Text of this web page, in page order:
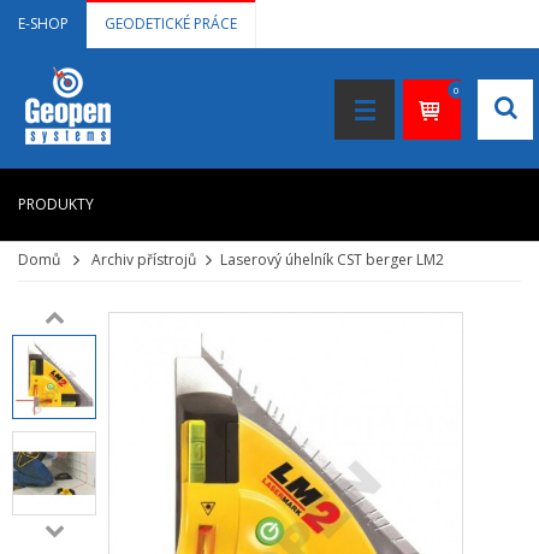
E-SHOP GEODETICKÉ PRÁCE
0
PRODUKTY
HOME
LASEROVÉ DÁLKOMĚRY
NIVELAČNÍ PŘÍSTROJE
STAVEBNÍ LASERY
DOKUMENTACE VE 3D
GNSS, GPS MĚŘENÍ
Domů Archiv přístrojů Laserový úhelník CST berger LM2